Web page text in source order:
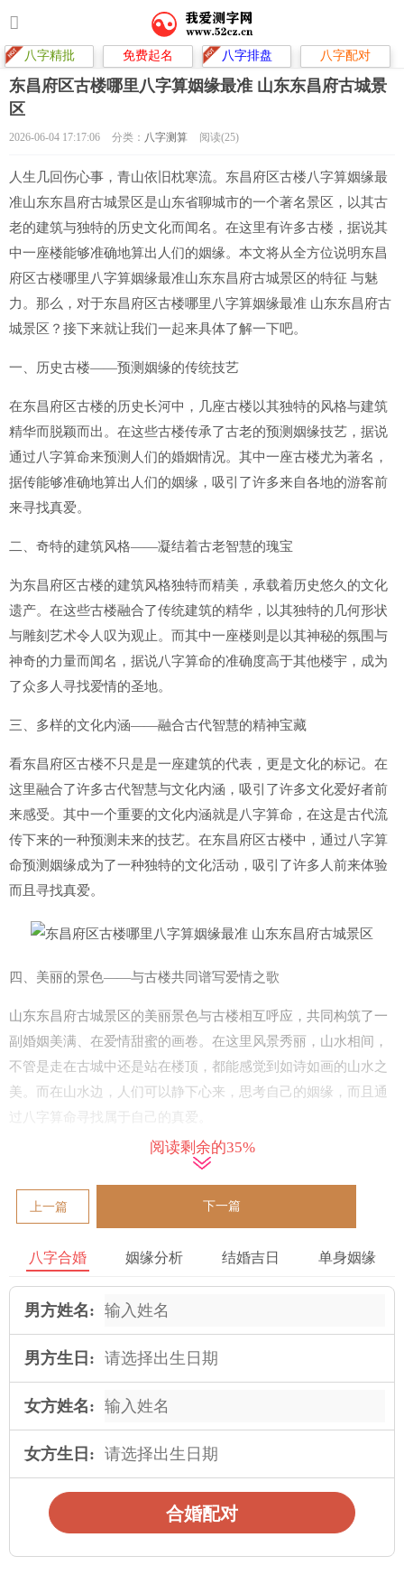
八字精批 免费起名 八字排盘 八字配对
东昌府区古楼哪里八字算姻缘最准 山东东昌府古城景
区
2026-06-04 17:17:06 分类： 八字测算 阅读(25)
人生几回伤心事，青山依旧枕寒流。东昌府区古楼八字算姻缘最
准山东东昌府古城景区是山东省聊城市的一个著名景区，以其古
老的建筑与独特的历史文化而闻名。在这里有许多古楼，据说其
中一座楼能够准确地算出人们的姻缘。本文将从全方位说明东昌
府区古楼哪里八字算姻缘最准山东东昌府古城景区的特征 与魅
力。那么，对于东昌府区古楼哪里八字算姻缘最准 山东东昌府古
城景区？接下来就让我们一起来具体了解一下吧。
一、历史古楼——预测姻缘的传统技艺
在东昌府区古楼的历史长河中，几座古楼以其独特的风格与建筑
精华而脱颖而出。在这些古楼传承了古老的预测姻缘技艺，据说
通过八字算命来预测人们的婚姻情况。其中一座古楼尤为著名，
据传能够准确地算出人们的姻缘，吸引了许多来自各地的游客前
来寻找真爱。
二、奇特的建筑风格——凝结着古老智慧的瑰宝
为东昌府区古楼的建筑风格独特而精美，承载着历史悠久的文化
遗产。在这些古楼融合了传统建筑的精华，以其独特的几何形状
与雕刻艺术令人叹为观止。而其中一座楼则是以其神秘的氛围与
神奇的力量而闻名，据说八字算命的准确度高于其他楼宇，成为
了众多人寻找爱情的圣地。
三、多样的文化内涵——融合古代智慧的精神宝藏
看东昌府区古楼不只是是一座建筑的代表，更是文化的标记。在
这里融合了许多古代智慧与文化内涵，吸引了许多文化爱好者前
来感受。其中一个重要的文化内涵就是八字算命，在这是古代流
传下来的一种预测未来的技艺。在东昌府区古楼中，通过八字算
命预测姻缘成为了一种独特的文化活动，吸引了许多人前来体验
而且寻找真爱。
四、美丽的景色——与古楼共同谱写爱情之歌
山东东昌府古城景区的美丽景色与古楼相互呼应，共同构筑了一
副婚姻美满、在爱情甜蜜的画卷。在这里风景秀丽，山水相间，
不管是走在古城中还是站在楼顶，都能感觉到如诗如画的山水之
美。而在山水边，人们可以静下心来，思考自己的姻缘，而且通
过八字算命寻找属于自己的真爱。
五、源远流长的历史文化——传承智慧寻找真爱
在山东东昌府古城景区所代表的不只是是一座古建筑，更代表着
一种源远流长的历史文化。在这里传承了古代的智慧与知识，吸
算命作为一种重要的文化活动，成为了人们寻找真爱的重要手
六、人文风情——东方古城的魅力所在
艺术氛围。在此 ，人们可以静下心来感受古城的魅力，领略古楼
字算命寻找真爱成为一种有趣的体验，给人们带来了希望与幸福
的感觉。
把不管是游客还是当地居民，都会在东昌府区古楼中找到心灵的
阅读剩余的35%
上一篇 下一篇
八字合婚 姻缘分析 结婚吉日 单身姻缘
男方姓名:
男方生日:
女方姓名:
女方生日:
合婚配对